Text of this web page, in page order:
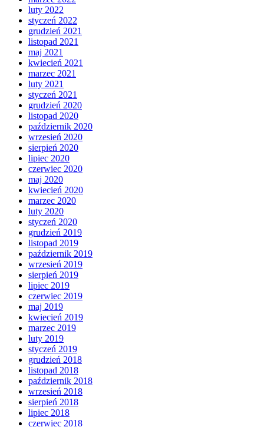
luty 2022
styczeń 2022
grudzień 2021
listopad 2021
maj 2021
kwiecień 2021
marzec 2021
luty 2021
styczeń 2021
grudzień 2020
listopad 2020
październik 2020
wrzesień 2020
sierpień 2020
lipiec 2020
czerwiec 2020
maj 2020
kwiecień 2020
marzec 2020
luty 2020
styczeń 2020
grudzień 2019
listopad 2019
październik 2019
wrzesień 2019
sierpień 2019
lipiec 2019
czerwiec 2019
maj 2019
kwiecień 2019
marzec 2019
luty 2019
styczeń 2019
grudzień 2018
listopad 2018
październik 2018
wrzesień 2018
sierpień 2018
lipiec 2018
czerwiec 2018